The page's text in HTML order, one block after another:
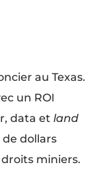
au Texas.
un ROI
data et land
dollars
miniers.